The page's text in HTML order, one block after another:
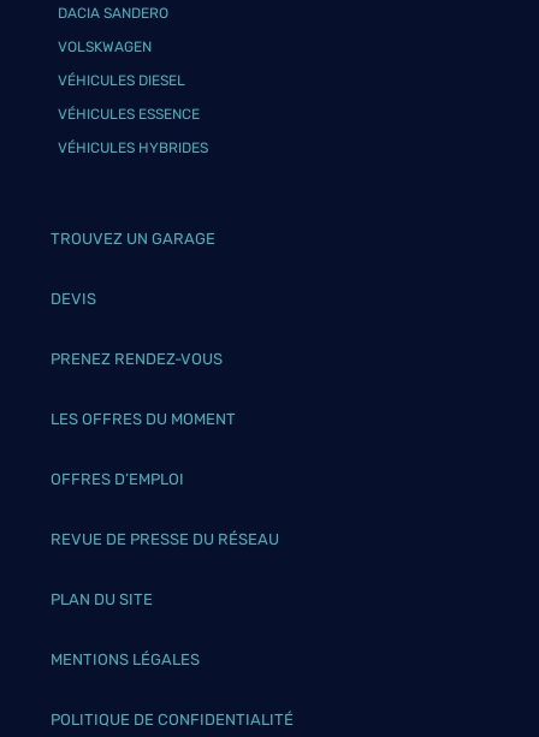
DACIA SANDERO
VOLSKWAGEN
VÉHICULES DIESEL
VÉHICULES ESSENCE
VÉHICULES HYBRIDES
TROUVEZ UN GARAGE
DEVIS
PRENEZ RENDEZ-VOUS
LES OFFRES DU MOMENT
OFFRES D’EMPLOI
REVUE DE PRESSE DU RÉSEAU
PLAN DU SITE
MENTIONS LÉGALES
POLITIQUE DE CONFIDENTIALITÉ